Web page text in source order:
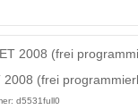
2008 (frei
d5531full0